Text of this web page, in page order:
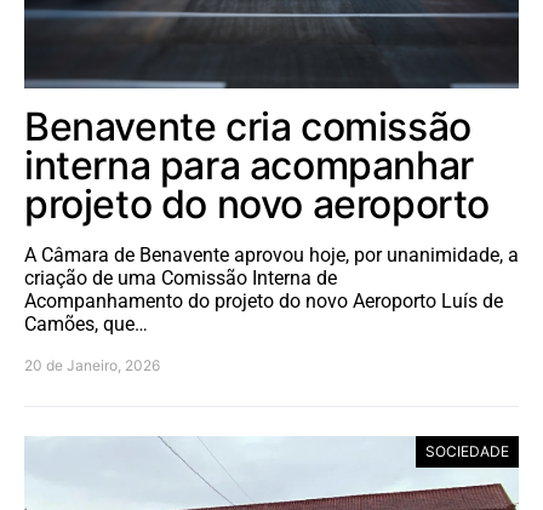
Benavente cria comissão
interna para acompanhar
projeto do novo aeroporto
A Câmara de Benavente aprovou hoje, por unanimidade, a
criação de uma Comissão Interna de
Acompanhamento do projeto do novo Aeroporto Luís de
Camões, que…
20 de Janeiro, 2026
SOCIEDADE